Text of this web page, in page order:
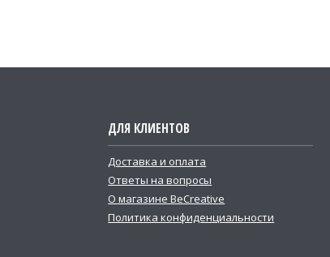
ДЛЯ КЛИЕНТОВ
Доставка и оплата
Ответы на вопросы
О магазине BeCreative
Политика конфиденциальности